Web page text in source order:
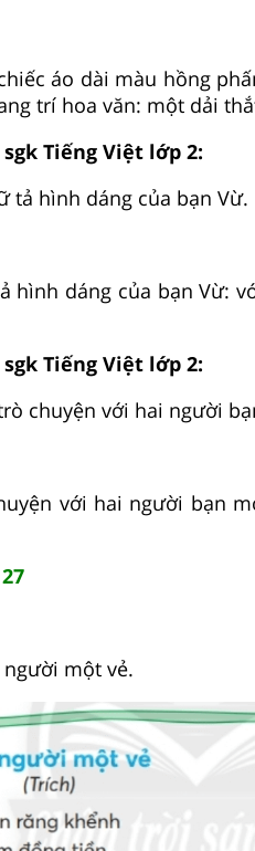
áo dài màu hồng
trí hoa văn: một dải
Tiếng Việt lớp 2:
tả hình dáng của bạn Vừ.
hình dáng của bạn Vừ:
Tiếng Việt lớp 2:
chuyện với hai người
với hai người bạn
một vẻ.